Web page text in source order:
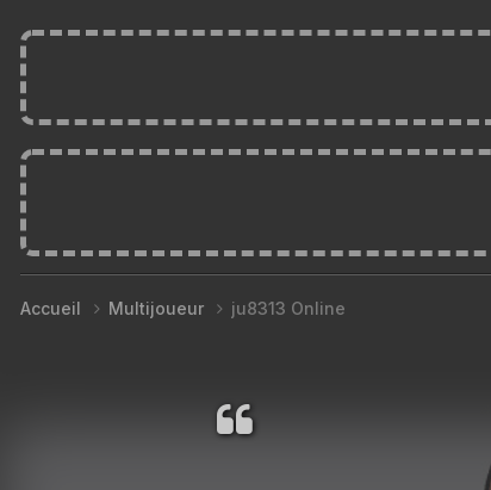
Accueil Multijoueur ju8313 Online